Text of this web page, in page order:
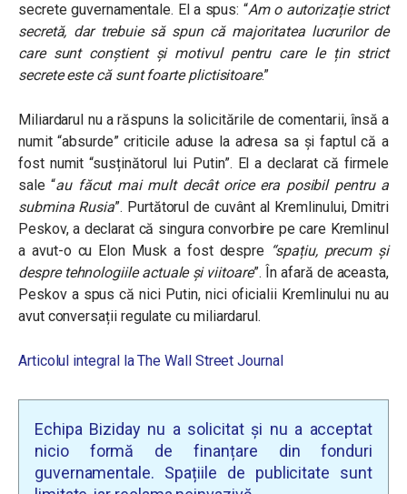
secrete guvernamentale. El a spus: “Am o autorizație strict
secretă, dar trebuie să spun că majoritatea lucrurilor de
care sunt conștient și motivul pentru care le țin strict
secrete este că sunt foarte plictisitoare.”
Miliardarul nu a răspuns la solicitările de comentarii, însă a
numit “absurde” criticile aduse la adresa sa și faptul că a
fost numit “susținătorul lui Putin”. El a declarat că firmele
sale“au făcut mai mult decât orice era posibil pentru a
submina Rusia”. Purtătorul de cuvânt al Kremlinului, Dmitri
Peskov, a declarat că singura convorbire pe care Kremlinul
a avut-o cu Elon Musk a fost despre “spațiu, precum și
despre tehnologiile actuale și viitoare”. În afară de aceasta,
Peskov a spus că nici Putin, nici oficialii Kremlinului nu au
avut conversații regulate cu miliardarul.
Articolul integral la The Wall Street Journal
Echipa Biziday nu a solicitat și nu a acceptat
nicio formă de finanțare din fonduri
guvernamentale. Spațiile de publicitate sunt